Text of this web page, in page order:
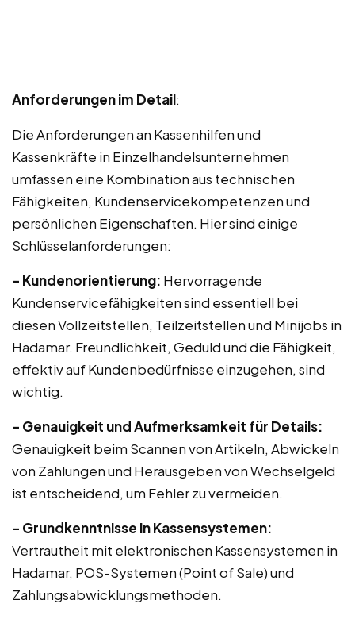
Anforderungen im Detail:
Die Anforderungen an Kassenhilfen und
Kassenkräfte in Einzelhandelsunternehmen
umfassen eine Kombination aus technischen
Fähigkeiten, Kundenservicekompetenzen und
persönlichen Eigenschaften. Hier sind einige
Schlüsselanforderungen:
– Kundenorientierung: Hervorragende
Kundenservicefähigkeiten sind essentiell bei
diesen Vollzeitstellen, Teilzeitstellen und Minijobs in
Hadamar. Freundlichkeit, Geduld und die Fähigkeit,
effektiv auf Kundenbedürfnisse einzugehen, sind
wichtig.
– Genauigkeit und Aufmerksamkeit für Details:
Genauigkeit beim Scannen von Artikeln, Abwickeln
von Zahlungen und Herausgeben von Wechselgeld
ist entscheidend, um Fehler zu vermeiden.
– Grundkenntnisse in Kassensystemen:
Vertrautheit mit elektronischen Kassensystemen in
Hadamar, POS-Systemen (Point of Sale) und
Zahlungsabwicklungsmethoden.